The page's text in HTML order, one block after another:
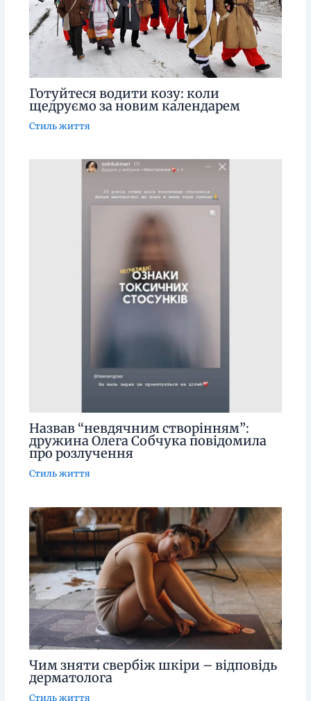
Готуйтеся водити козу: коли
щедруємо за новим календарем
Стиль життя
Назвав “невдячним створінням”:
дружина Олега Собчука повідомила
про розлучення
Стиль життя
Чим зняти свербіж шкіри – відповідь
дерматолога
Стиль життя